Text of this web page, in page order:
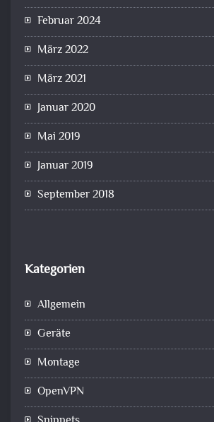
Februar 2024
März 2022
März 2021
Januar 2020
Mai 2019
Januar 2019
September 2018
Kategorien
Allgemein
Geräte
Montage
OpenVPN